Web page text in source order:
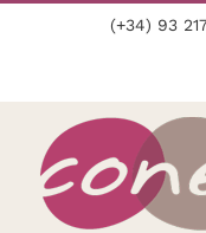
(+34) 93